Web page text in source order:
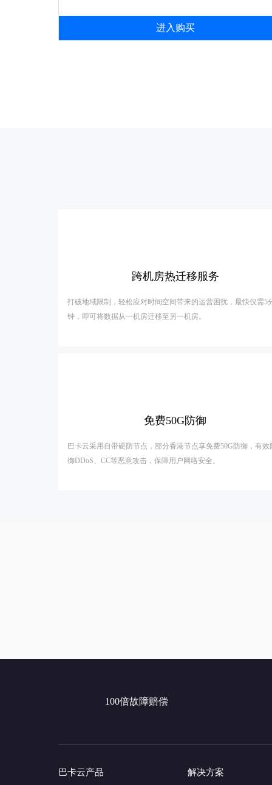
进入购买
跨机房热迁移服务
打破地域限制，轻松应对时间空间带来的运营困扰，最快仅需5
钟，即可将数据从一机房迁移至另一机房。
免费50G防御
巴卡云采用自带硬防节点，部分香港节点享免费50G防御，有效
御DDoS、CC等恶意攻击，保障用户网络安全。
100倍故障赔偿
巴卡云产品 解决方案